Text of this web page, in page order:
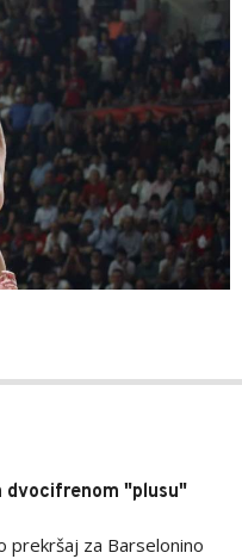
dvocifrenom "plusu"
prekršaj za Barselonino